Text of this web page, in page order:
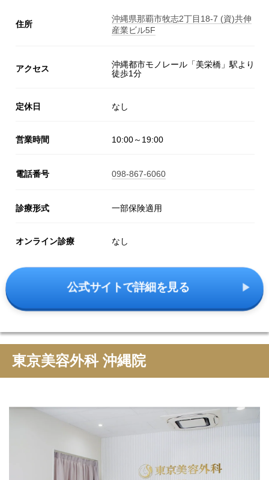
住所
沖縄県那覇市牧志2丁目18-7 (資)共伸
産業ビル5F
アクセス
沖縄都市モノレール「美栄橋」駅より
徒歩1分
定休日 なし
営業時間 10:00～19:00
電話番号 098-867-6060
診療形式 一部保険適用
オンライン診療 なし
公式サイトで詳細を見る
東京美容外科 沖縄院